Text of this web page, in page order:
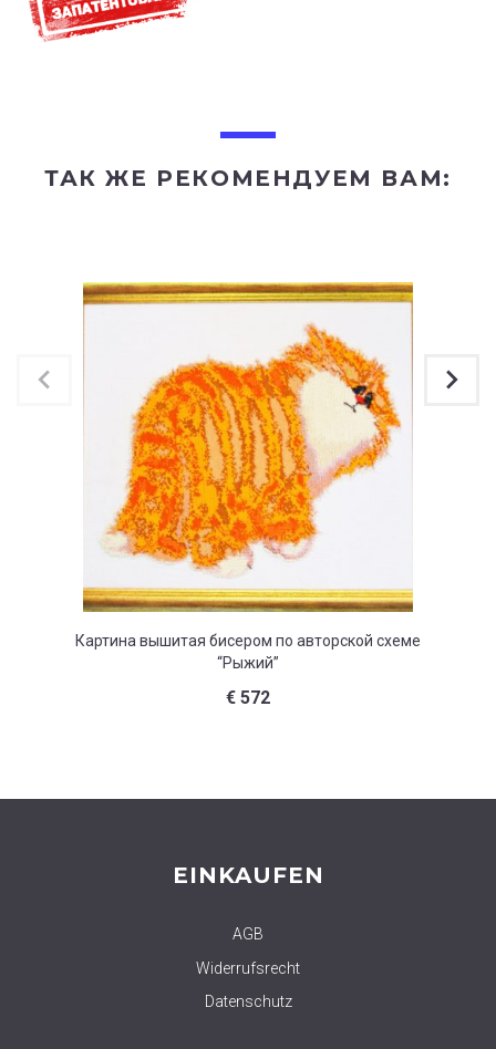
ТАК ЖЕ РЕКОМЕНДУЕМ ВАМ:
Картина вышитая бисером по авторской схеме
“Рыжий”
€ 572
EINKAUFEN
AGB
Widerrufsrecht
Datenschutz